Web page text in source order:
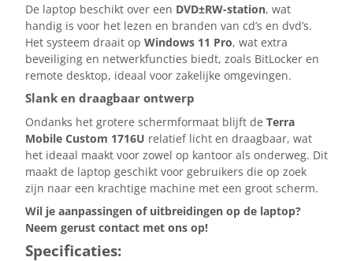
De laptop beschikt over een DVD±RW-station, wat
handig is voor het lezen en branden van cd’s en dvd’s.
Het systeem draait op Windows 11 Pro, wat extra
beveiliging en netwerkfuncties biedt, zoals BitLocker en
remote desktop, ideaal voor zakelijke omgevingen.
Slank en draagbaar ontwerp
Ondanks het grotere schermformaat blijft de Terra
Mobile Custom 1716U relatief licht en draagbaar, wat
het ideaal maakt voor zowel op kantoor als onderweg. Dit
maakt de laptop geschikt voor gebruikers die op zoek
zijn naar een krachtige machine met een groot scherm.
Wil je aanpassingen of uitbreidingen op de laptop?
Neem gerust contact met ons op!
Specificaties: